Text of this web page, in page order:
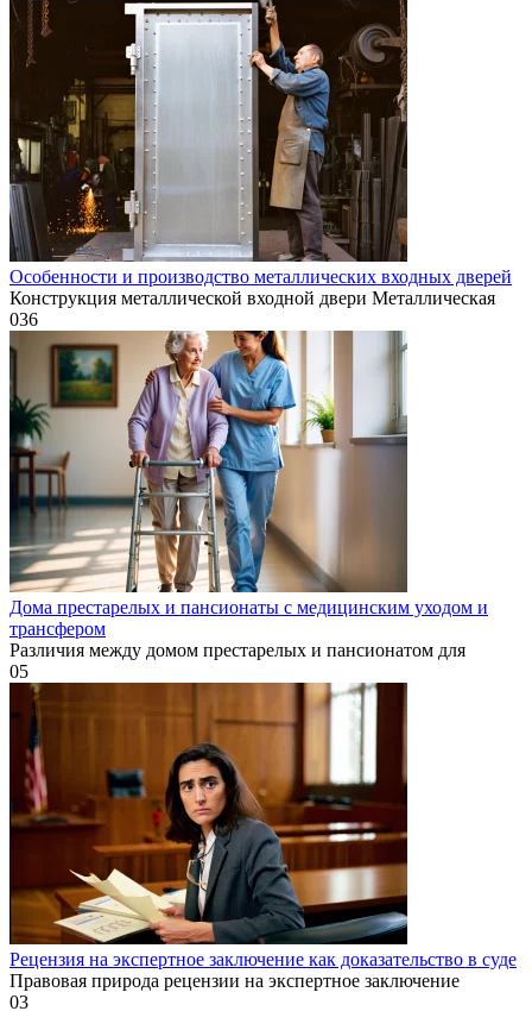
Особенности и производство металлических входных дверей
Конструкция металлической входной двери Металлическая
036
Дома престарелых и пансионаты с медицинским уходом и
трансфером
Различия между домом престарелых и пансионатом для
05
Рецензия на экспертное заключение как доказательство в суде
Правовая природа рецензии на экспертное заключение
03